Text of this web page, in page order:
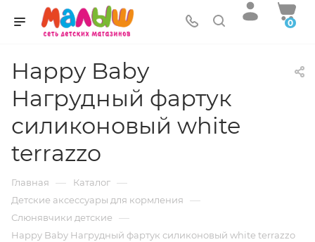
0
Happy Baby
Нагрудный фартук
силиконовый white
terrazzo
Главная — Каталог —
Детские аксессуары для кормления —
Слюнявчики детские —
Happy Baby Нагрудный фартук силиконовый white terrazzo